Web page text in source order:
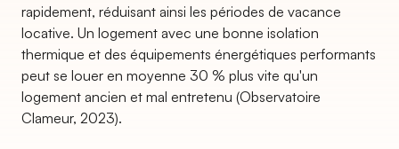
rapidement, réduisant ainsi les périodes de vacance
locative. Un logement avec une bonne isolation
thermique et des équipements énergétiques performants
peut se louer en moyenne 30 % plus vite qu'un
logement ancien et mal entretenu (Observatoire
Clameur, 2023).